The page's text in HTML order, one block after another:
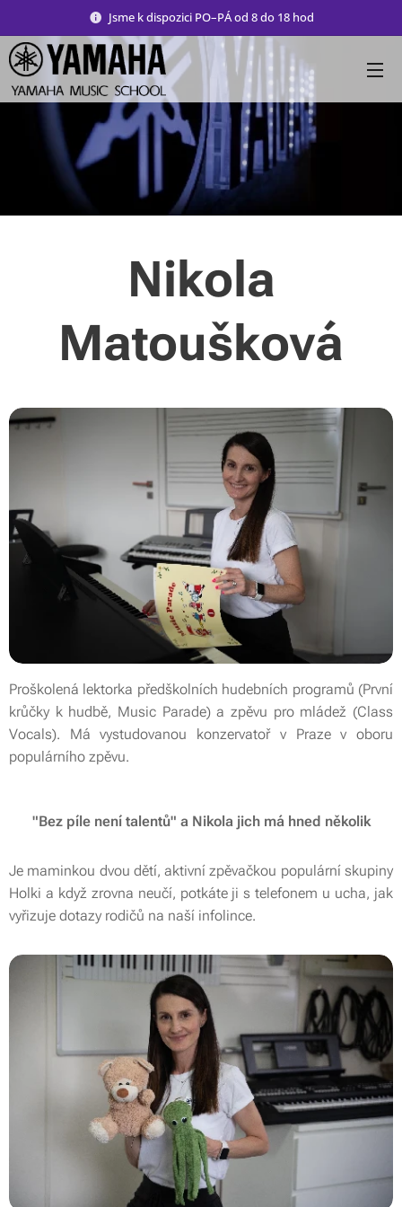
Jsme k dispozici PO–PÁ od 8 do 18 hod
Nikola
Matoušková
Proškolená lektorka předškolních hudebních programů (První
krůčky k hudbě, Music Parade) a zpěvu pro mládež (Class
Vocals). Má vystudovanou konzervatoř v Praze v oboru
populárního zpěvu.
"Bez píle není talentů" a Nikola jich má hned několik
Je maminkou dvou dětí, aktivní zpěvačkou populární skupiny
Holki a když zrovna neučí, potkáte ji s telefonem u ucha, jak
vyřizuje dotazy rodičů na naší infolince.